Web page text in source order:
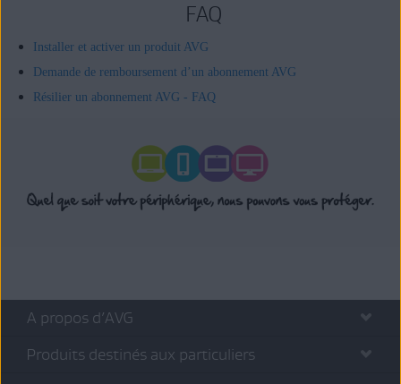
FAQ
Installer et activer un produit AVG
Demande de remboursement d’un abonnement AVG
Résilier un abonnement AVG - FAQ
A propos d’AVG
Produits destinés aux particuliers